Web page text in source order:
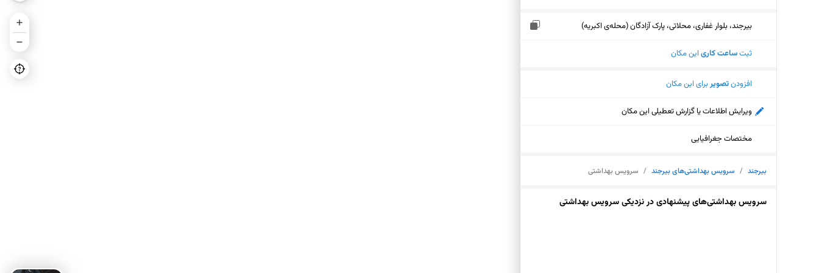
بیرجند، بلوار غفاری، محلاتی، پارک آزادگان (محله‌ی اکبریه)
ثبتساعت کاری این مکان
افزودنتصویربرای این مکان
ویرایش اطلاعات یا گزارش تعطیلی این مکان
مختصات جغرافیایی
بیرجند / سرویس بهداشتی‌های بیرجند / سرویس بهداشتی
سرویس بهداشتی‌های پیشنهادی در نزدیکی سرویس بهداشتی